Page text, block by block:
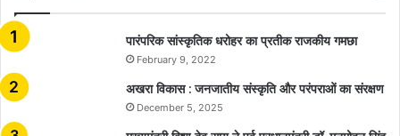
​​​​​​​पारंपरिक सांस्कृतिक धरोहर का प्रतीक राजकीय गमछा
February 9, 2022
अखरा विकास : जनजातीय संस्कृति और परंपराओं का संरक्षण
December 5, 2025